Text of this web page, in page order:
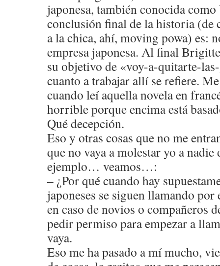
japonesa, también conocida
conclusión final de la historia (de
a la chica, ahí, moving powa) es:
empresa japonesa. Al final
su objetivo de «voy-a-quitarte-
cuanto a trabajar allí se refiere.
cuando leí aquella novela en
horrible porque encima está
Qué decepción.
Eso y otras cosas que no me
que no vaya a molestar yo a
ejemplo… veamos…:
– ¿Por qué cuando hay
japoneses se siguen llamando
en caso de novios o compañeros
pedir permiso para empezar a
vaya.
Eso me ha pasado a mí mucho,